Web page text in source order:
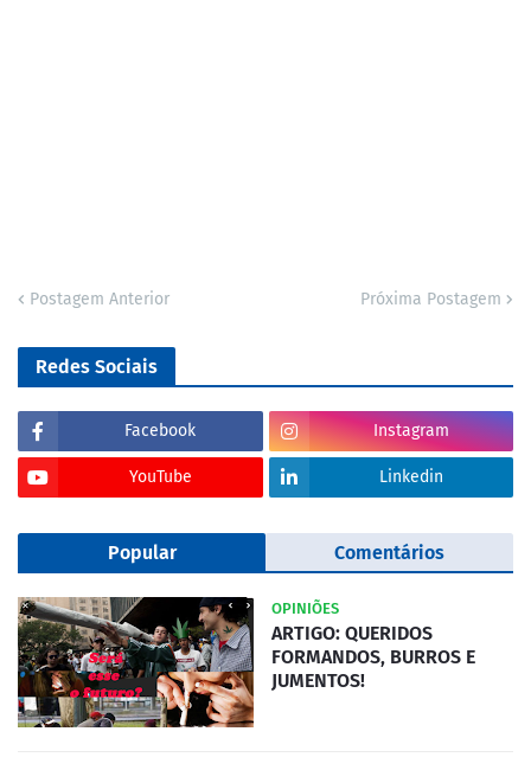
Postagem Anterior Próxima Postagem
Redes Sociais
Facebook Instagram
YouTube Linkedin
Popular Comentários
OPINIÕES
ARTIGO: QUERIDOS
FORMANDOS, BURROS E
JUMENTOS!